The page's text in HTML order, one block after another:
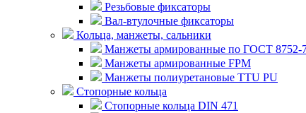
Резьбовые фиксаторы
Вал-втулочные фиксаторы
Кольца, манжеты, сальники
Манжеты армированные по ГОСТ 8752-
Манжеты армированные FPM
Манжеты полиуретановые TTU PU
Стопорные кольца
Стопорные кольца DIN 471